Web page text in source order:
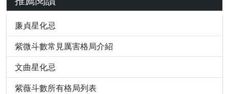
廉貞星化忌
紫微斗數常見厲害格局介紹
文曲星化忌
紫薇斗數所有格局列表